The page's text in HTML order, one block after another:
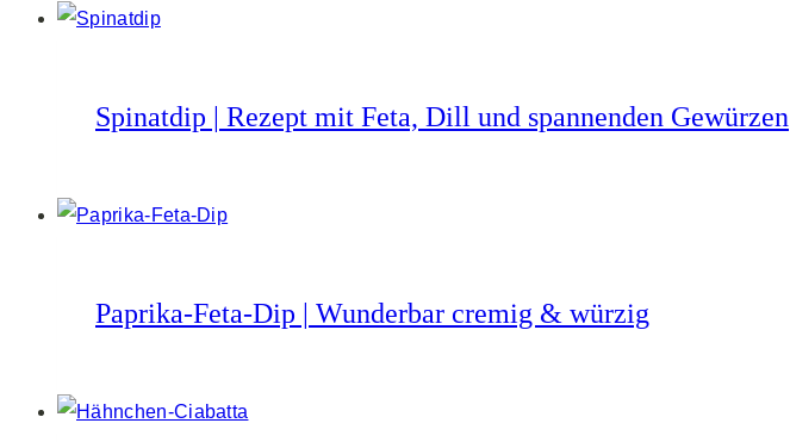
Spinatdip | Rezept mit Feta, Dill und spannenden Gewürzen
Paprika-Feta-Dip | Wunderbar cremig & würzig